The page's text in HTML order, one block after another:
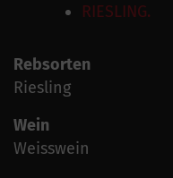
RIESLING.
Rebsorten
Riesling
Wein
Weisswein